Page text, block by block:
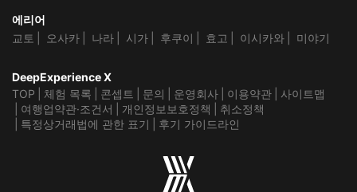
에리어
교토
오사카 나라 시가 후쿠이 효고 이시카와 미야기
DeepExperience X
TOP
체험 목록 콘셉트 문의 운영회사 이용약관
사이트맵
여행업약관·조건서
개인정보보호정책
취소정책
특정상거래법에 관한 표기
후기 가이드라인